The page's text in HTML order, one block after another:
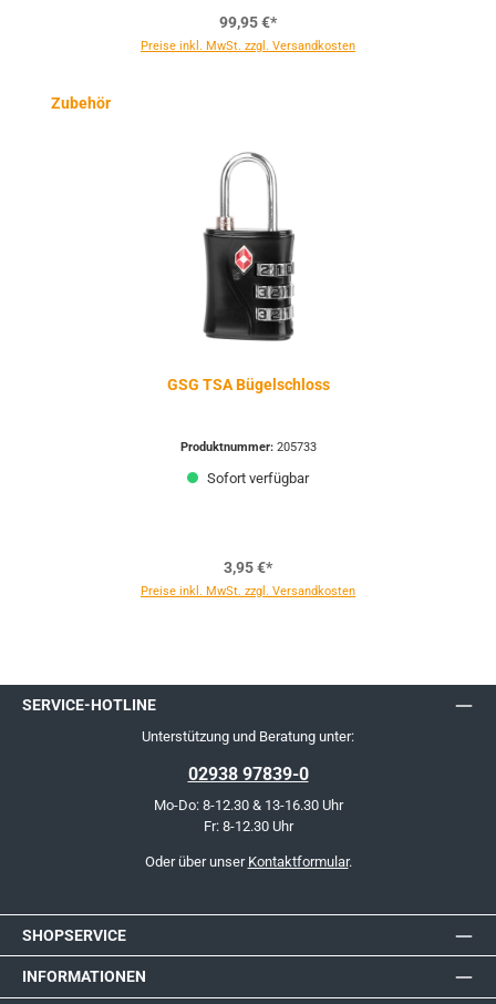
99,95 €*
Preise inkl. MwSt. zzgl. Versandkosten
Produktgalerie überspringen
Zubehör
GSG TSA Bügelschloss
Produktnummer: 205733
Sofort verfügbar
3,95 €*
Preise inkl. MwSt. zzgl. Versandkosten
SERVICE-HOTLINE
Unterstützung und Beratung unter:
02938 97839-0
Mo-Do: 8-12.30 & 13-16.30 Uhr
Fr: 8-12.30 Uhr
Oder über unser Kontaktformular.
SHOPSERVICE
INFORMATIONEN